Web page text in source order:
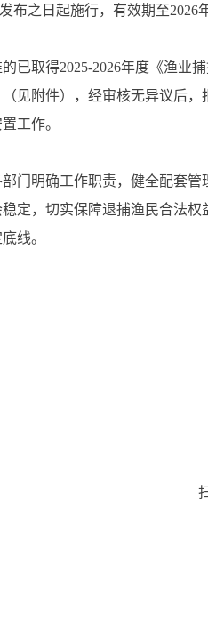
布之日起施行，有效期至2026
已取得2025-2026年度《渔业
见附件），经审核无异议后
工作。
门明确工作职责，健全配套
定，切实保障退捕渔民合法
线。